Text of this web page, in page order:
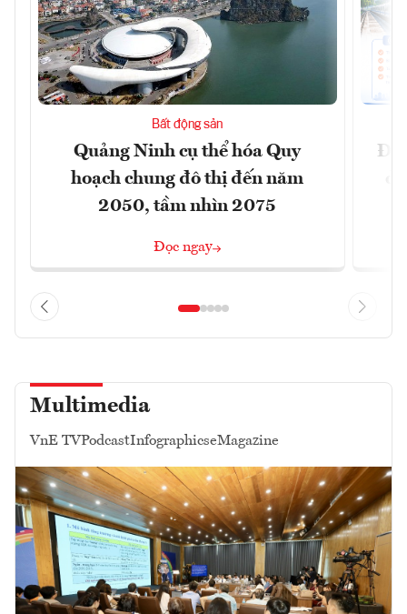
Bất động sản
Quảng Ninh cụ thể hóa Quy
hoạch chung đô thị đến năm
2050, tầm nhìn 2075
Đọc ngay
Multimedia
VnE TVPodcastInfographicseMagazine